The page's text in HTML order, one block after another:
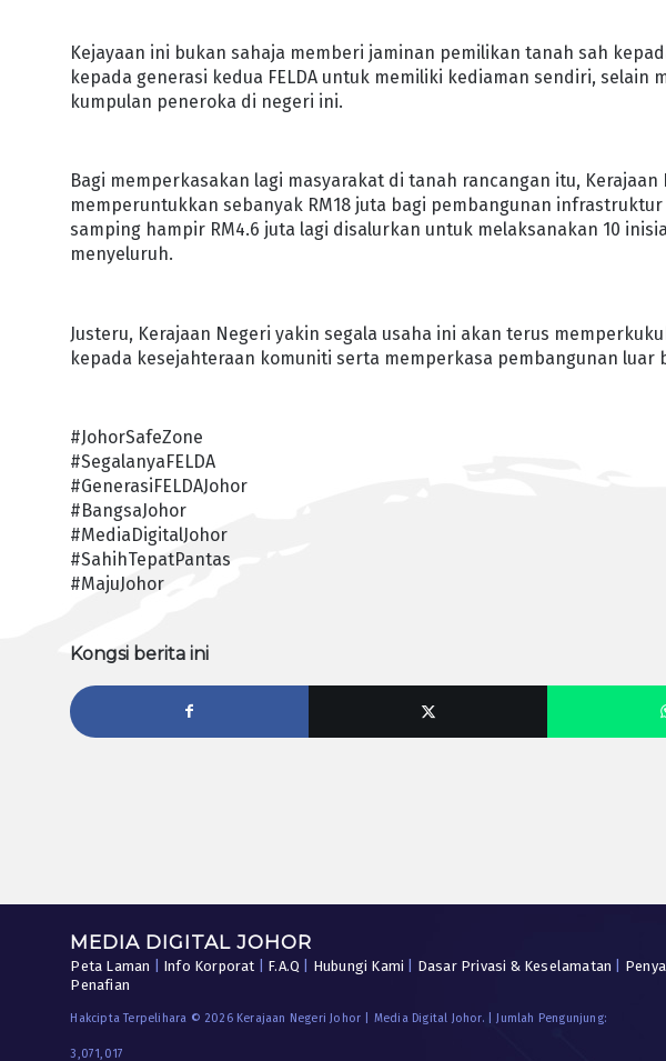
Kejayaan ini bukan sahaja memberi jaminan pemilikan tanah sah
kepada generasi kedua FELDA untuk memiliki kediaman sendiri,
kumpulan peneroka di negeri ini.
Bagi memperkasakan lagi masyarakat di tanah rancangan itu, Kerajaan
memperuntukkan sebanyak RM18 juta bagi pembangunan infrastruktur
samping hampir RM4.6 juta lagi disalurkan untuk melaksanakan 10
menyeluruh.
Justeru, Kerajaan Negeri yakin segala usaha ini akan terus
kepada kesejahteraan komuniti serta memperkasa pembangunan luar
#JohorSafeZone
#SegalanyaFELDA
#GenerasiFELDAJohor
#BangsaJohor
#MediaDigitalJohor
#SahihTepatPantas
#MajuJohor
Kongsi berita ini
MEDIA DIGITAL JOHOR
Peta Laman Info Korporat F.A.Q Hubungi Kami Dasar Privasi & Keselamatan
Penafian
Hakcipta Terpelihara © 2026 Kerajaan Negeri Johor | Media Digital Johor. | Jumlah Pengunjung:
3,071,017